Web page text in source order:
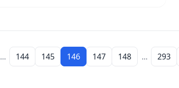
... 144 145 146 147 148 ... 293